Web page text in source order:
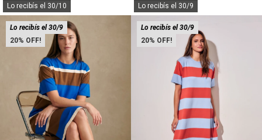
Lo recibís el 30/10 Lo recibís el 30/9
20
Lo recibís el 30/9
20
Lo recibís el 30/9